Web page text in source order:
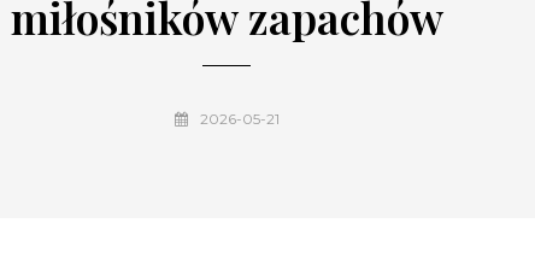
miłośników zapachów
2026-05-21